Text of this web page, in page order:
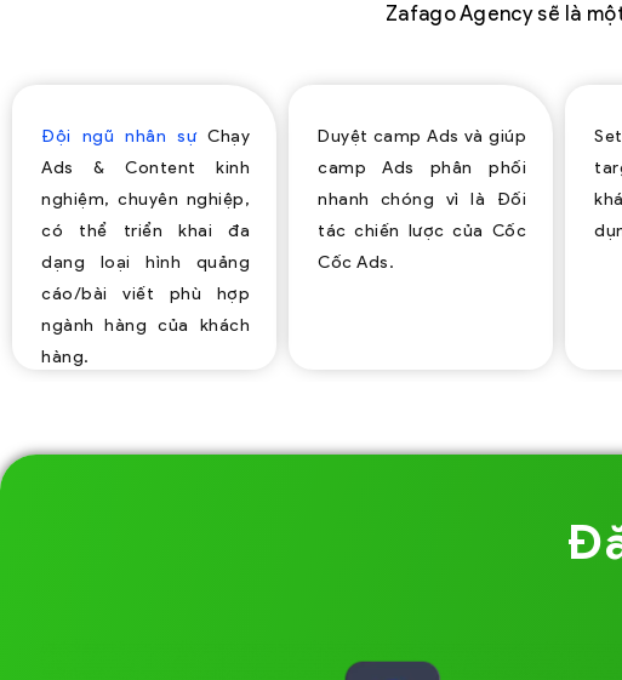
Zafago Agency sẽ là
Đội ngũ nhân sựChạy
Ads & Content kinh
nghiệm, chuyên nghiệp,
có thể triển khai đa
dạng loại hình quảng
cáo/bài viết phù hợp
ngành hàng của khách
hàng.
Duyệt camp Ads và giúp
camp Ads phân phối
nhanh chóng vì là Đối
tác chiến lược của Cốc
Cốc Ads.